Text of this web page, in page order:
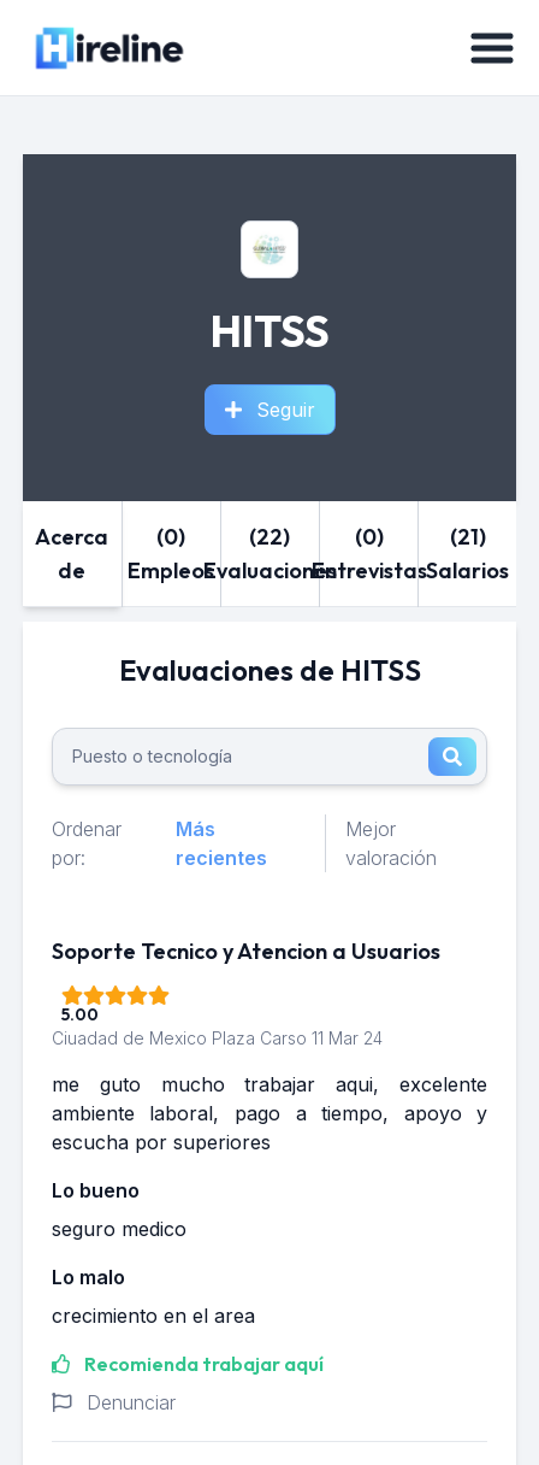
HITSS
Seguir
Acerca
de
(0)
Empleos
(22)
Evaluaciones
(0)
Entrevistas
(21)
Salarios
Evaluaciones de HITSS
Ordenar
por:
Más
recientes
Mejor
valoración
Soporte Tecnico y Atencion a Usuarios
5.00
Ciuadad de Mexico Plaza Carso 11 Mar 24
me guto mucho trabajar aqui, excelente
ambiente laboral, pago a tiempo, apoyo y
escucha por superiores
Lo bueno
seguro medico
Lo malo
crecimiento en el area
Recomienda trabajar aquí
Denunciar